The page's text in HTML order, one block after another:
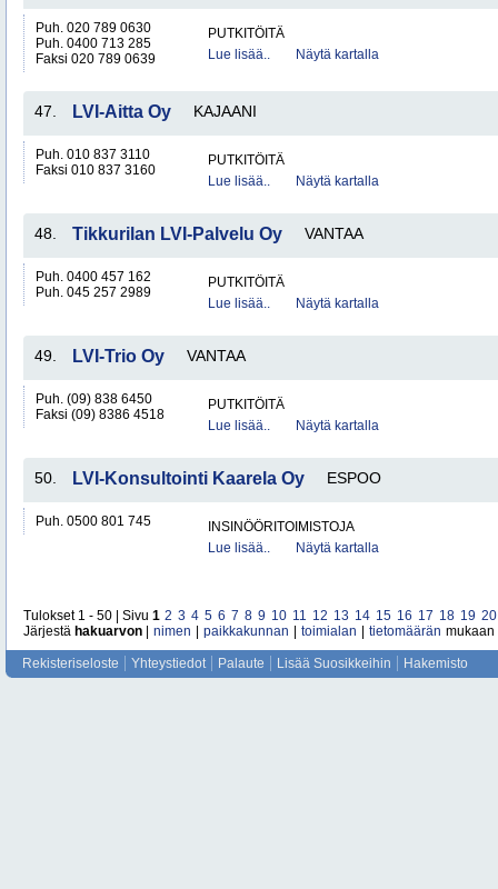
Puh. 020 789 0630
Puh. 0400 713 285
Faksi 020 789 0639
PUTKITÖITÄ
Lue lisää..
Näytä kartalla
47. LVI-Aitta Oy KAJAANI
Puh. 010 837 3110
Faksi 010 837 3160
PUTKITÖITÄ
Lue lisää..
Näytä kartalla
48. Tikkurilan LVI-Palvelu Oy VANTAA
Puh. 0400 457 162
Puh. 045 257 2989
PUTKITÖITÄ
Lue lisää..
Näytä kartalla
49. LVI-Trio Oy VANTAA
Puh. (09) 838 6450
Faksi (09) 8386 4518
PUTKITÖITÄ
Lue lisää..
Näytä kartalla
50. LVI-Konsultointi Kaarela Oy ESPOO
Puh. 0500 801 745
INSINÖÖRITOIMISTOJA
Lue lisää..
Näytä kartalla
Tulokset 1 - 50 | Sivu 1 2 3 4 5 6 7 8 9 10 11 12 13 14 15 16 17 18 19 20
Järjestä hakuarvon nimen paikkakunnan toimialan tietomäärän mukaan
Rekisteriseloste Yhteystiedot Palaute Lisää Suosikkeihin Hakemisto